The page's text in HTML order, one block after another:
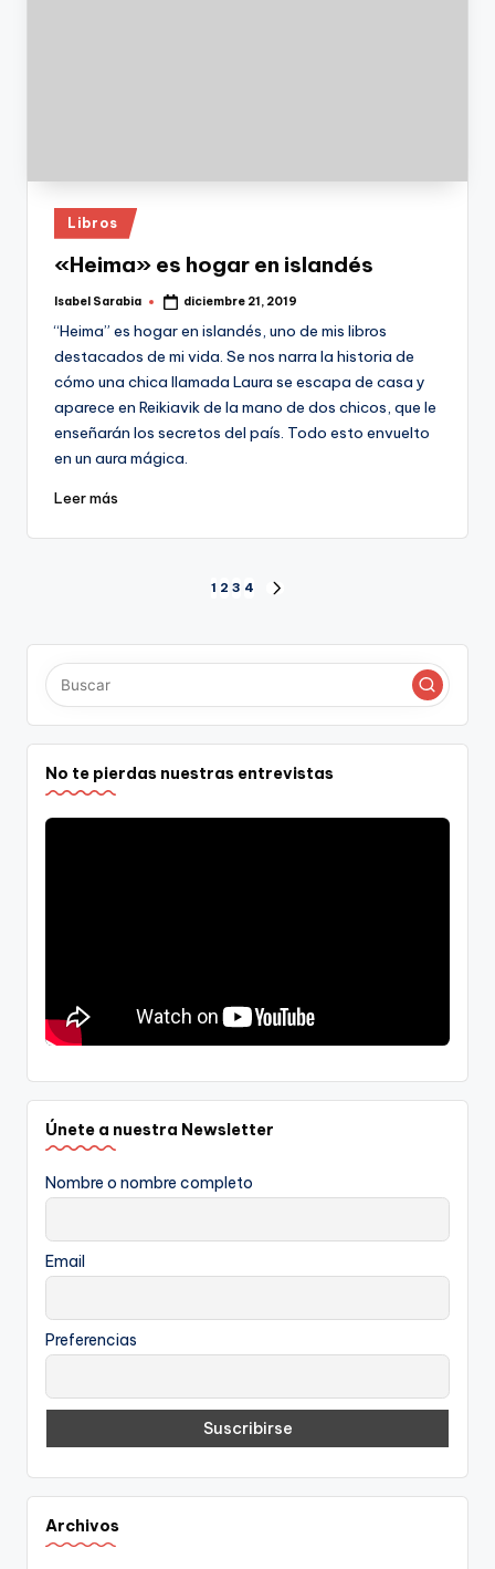
Publicado
en
Libros
«Heima» es hogar en islandés
Publicado
Isabel Sarabia diciembre 21, 2019
“Heima” es hogar en islandés, uno de mis libros
destacados de mi vida. Se nos narra la historia de
cómo una chica llamada Laura se escapa de casa y
aparece en Reikiavik de la mano de dos chicos, que le
enseñarán los secretos del país. Todo esto envuelto
en un aura mágica.
Leer más
de
entradas
1 2 3 4
No te pierdas nuestras entrevistas
Únete a nuestra Newsletter
Nombre o nombre completo
Email
Preferencias
Archivos